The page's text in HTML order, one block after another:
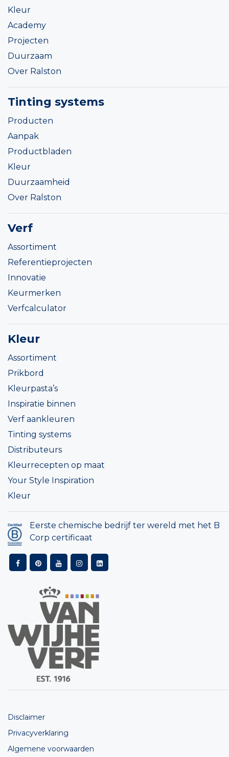
Kleur
Academy
Projecten
Duurzaam
Over Ralston
Tinting systems
Producten
Aanpak
Productbladen
Kleur
Duurzaamheid
Over Ralston
Verf
Assortiment
Referentieprojecten
Innovatie
Keurmerken
Verfcalculator
Kleur
Assortiment
Prikbord
Kleurpasta’s
Inspiratie binnen
Verf aankleuren
Tinting systems
Distributeurs
Kleurrecepten op maat
Your Style Inspiration
Kleur
Eerste chemische bedrijf ter wereld met het B
Corp certificaat
Disclaimer
Privacyverklaring
Algemene voorwaarden